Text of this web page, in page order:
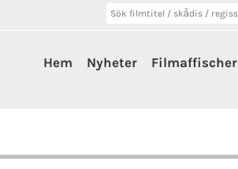
Hem Nyheter Filmaffischer